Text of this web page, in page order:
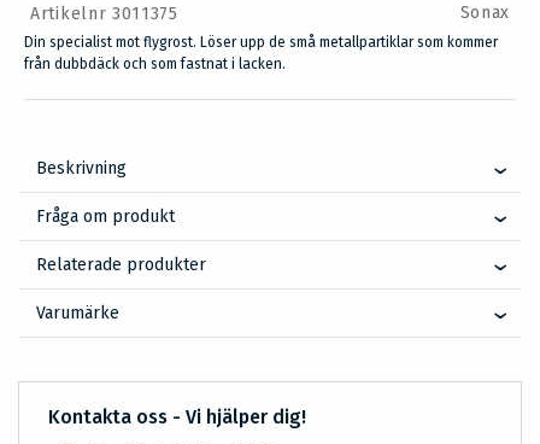
Artikelnr 3011375 Sonax
Din specialist mot flygrost. Löser upp de små metallpartiklar som kommer
från dubbdäck och som fastnat i lacken.
Beskrivning
Fråga om produkt
Relaterade produkter
Varumärke
Kontakta oss - Vi hjälper dig!